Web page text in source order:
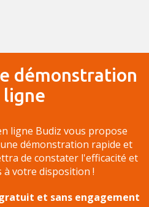
démonstration
ligne
ligne Budiz vous propose
démonstration rapide et
de constater l'efficacité et
à votre disposition !
et sans engagement